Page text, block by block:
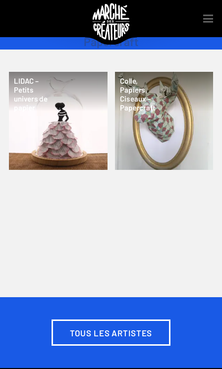
Papercraft
LIDAC –
Petits
univers de
papier
Colle,
Papiers,
Ciseaux –
Papercraft
TOUS LES ARTISTES